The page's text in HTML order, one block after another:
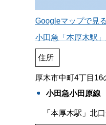
Googleマップで見る
小田急「本厚木駅
住所
厚木市中町4丁目
小田急小田原線
「本厚木駅」北